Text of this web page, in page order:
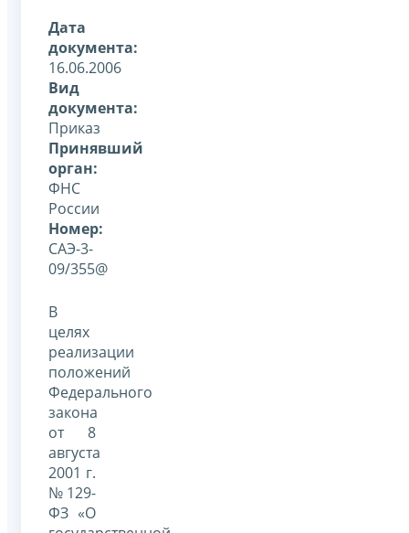
Дата
документа:
16.06.2006
Вид
документа:
Приказ
Принявший
орган:
ФНС
России
Номер:
САЭ-3-
09/355@
В
целях
реализации
положений
Федерального
закона
от 8
августа
2001 г.
№ 129-
ФЗ «О